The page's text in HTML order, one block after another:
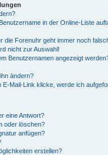
in der Online-Liste
die Forenuhr geht immer noch
nicht zur Auswahl!
Benutzernamen angezeigt
ändern?
Mail-Link klicke, werde ich
eine Antwort?
oder löschen?
anfügen?
erstellen?